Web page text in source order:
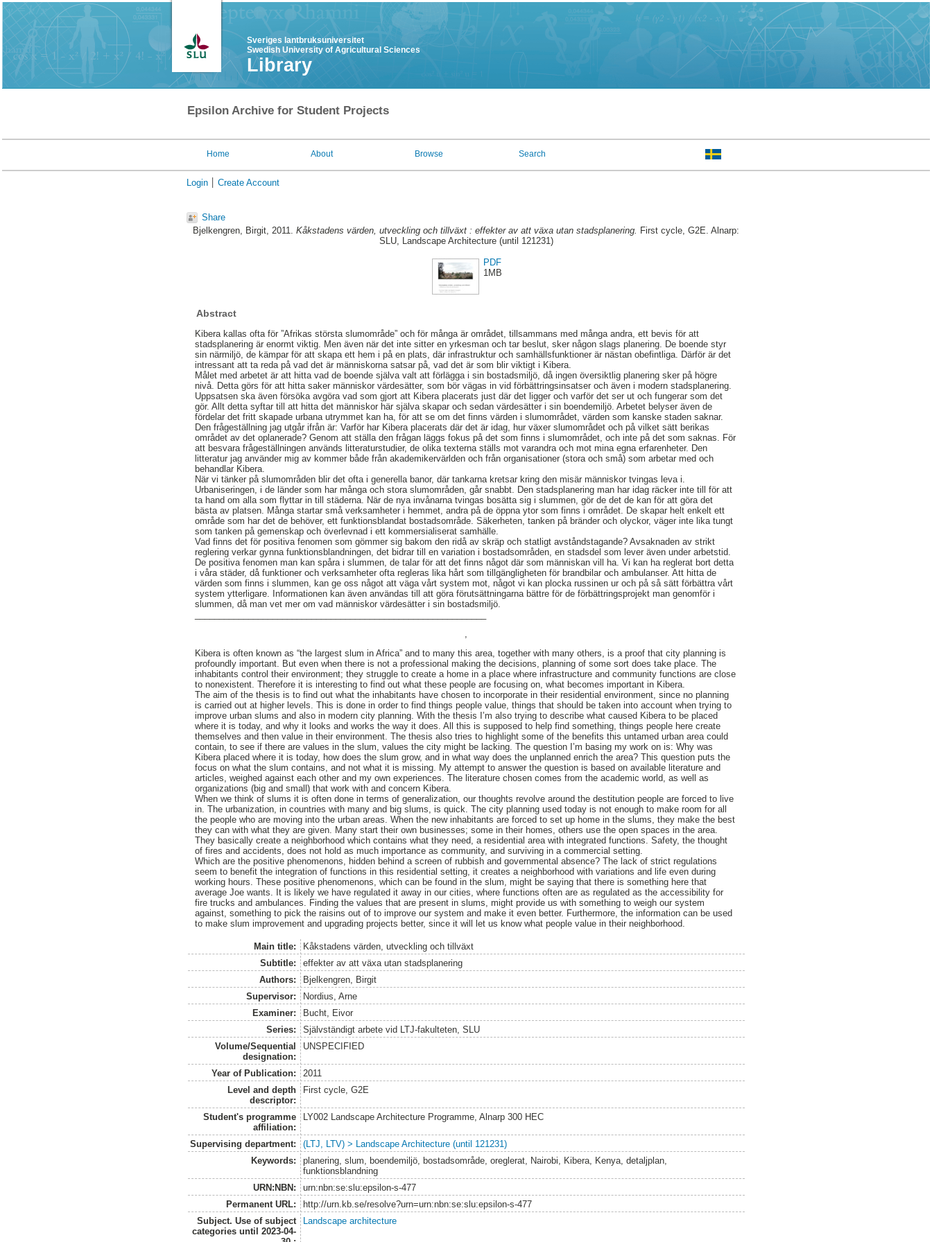
Sveriges lantbruksuniversitet
Swedish University of Agricultural Sciences
Library
Epsilon Archive for Student Projects
Home About Browse Search
Login Create Account
Share
Bjelkengren, Birgit, 2011. Kåkstadens värden, utveckling och tillväxt : effekter av att växa utan stadsplanering. First cycle, G2E. Alnarp:
SLU, Landscape Architecture (until 121231)
PDF
1MB
Abstract
Kibera kallas ofta för ”Afrikas största slumområde” och för många är området, tillsammans med många andra, ett bevis för att
stadsplanering är enormt viktig. Men även när det inte sitter en yrkesman och tar beslut, sker någon slags planering. De boende styr
sin närmiljö, de kämpar för att skapa ett hem i på en plats, där infrastruktur och samhällsfunktioner är nästan obefintliga. Därför är det
intressant att ta reda på vad det är människorna satsar på, vad det är som blir viktigt i Kibera.
Målet med arbetet är att hitta vad de boende själva valt att förlägga i sin bostadsmiljö, då ingen översiktlig planering sker på högre
nivå. Detta görs för att hitta saker människor värdesätter, som bör vägas in vid förbättringsinsatser och även i modern stadsplanering.
Uppsatsen ska även försöka avgöra vad som gjort att Kibera placerats just där det ligger och varför det ser ut och fungerar som det
gör. Allt detta syftar till att hitta det människor här själva skapar och sedan värdesätter i sin boendemiljö. Arbetet belyser även de
fördelar det fritt skapade urbana utrymmet kan ha, för att se om det finns värden i slumområdet, värden som kanske staden saknar.
Den frågeställning jag utgår ifrån är: Varför har Kibera placerats där det är idag, hur växer slumområdet och på vilket sätt berikas
området av det oplanerade? Genom att ställa den frågan läggs fokus på det som finns i slumområdet, och inte på det som saknas. För
att besvara frågeställningen används litteraturstudier, de olika texterna ställs mot varandra och mot mina egna erfarenheter. Den
litteratur jag använder mig av kommer både från akademikervärlden och från organisationer (stora och små) som arbetar med och
behandlar Kibera.
När vi tänker på slumområden blir det ofta i generella banor, där tankarna kretsar kring den misär människor tvingas leva i.
Urbaniseringen, i de länder som har många och stora slumområden, går snabbt. Den stadsplanering man har idag räcker inte till för att
ta hand om alla som flyttar in till städerna. När de nya invånarna tvingas bosätta sig i slummen, gör de det de kan för att göra det
bästa av platsen. Många startar små verksamheter i hemmet, andra på de öppna ytor som finns i området. De skapar helt enkelt ett
område som har det de behöver, ett funktionsblandat bostadsområde. Säkerheten, tanken på bränder och olyckor, väger inte lika tungt
som tanken på gemenskap och överlevnad i ett kommersialiserat samhälle.
Vad finns det för positiva fenomen som gömmer sig bakom den ridå av skräp och statligt avståndstagande? Avsaknaden av strikt
reglering verkar gynna funktionsblandningen, det bidrar till en variation i bostadsområden, en stadsdel som lever även under arbetstid.
De positiva fenomen man kan spåra i slummen, de talar för att det finns något där som människan vill ha. Vi kan ha reglerat bort detta
i våra städer, då funktioner och verksamheter ofta regleras lika hårt som tillgängligheten för brandbilar och ambulanser. Att hitta de
värden som finns i slummen, kan ge oss något att väga vårt system mot, något vi kan plocka russinen ur och på så sätt förbättra vårt
system ytterligare. Informationen kan även användas till att göra förutsättningarna bättre för de förbättringsprojekt man genomför i
slummen, då man vet mer om vad människor värdesätter i sin bostadsmiljö.
Kibera is often known as “the largest slum in Africa” and to many this area, together with many others, is a proof that city planning is
profoundly important. But even when there is not a professional making the decisions, planning of some sort does take place. The
inhabitants control their environment; they struggle to create a home in a place where infrastructure and community functions are close
to nonexistent. Therefore it is interesting to find out what these people are focusing on, what becomes important in Kibera.
The aim of the thesis is to find out what the inhabitants have chosen to incorporate in their residential environment, since no planning
is carried out at higher levels. This is done in order to find things people value, things that should be taken into account when trying to
improve urban slums and also in modern city planning. With the thesis I’m also trying to describe what caused Kibera to be placed
where it is today, and why it looks and works the way it does. All this is supposed to help find something, things people here create
themselves and then value in their environment. The thesis also tries to highlight some of the benefits this untamed urban area could
contain, to see if there are values in the slum, values the city might be lacking. The question I’m basing my work on is: Why was
Kibera placed where it is today, how does the slum grow, and in what way does the unplanned enrich the area? This question puts the
focus on what the slum contains, and not what it is missing. My attempt to answer the question is based on available literature and
articles, weighed against each other and my own experiences. The literature chosen comes from the academic world, as well as
organizations (big and small) that work with and concern Kibera.
When we think of slums it is often done in terms of generalization, our thoughts revolve around the destitution people are forced to live
in. The urbanization, in countries with many and big slums, is quick. The city planning used today is not enough to make room for all
the people who are moving into the urban areas. When the new inhabitants are forced to set up home in the slums, they make the best
they can with what they are given. Many start their own businesses; some in their homes, others use the open spaces in the area.
They basically create a neighborhood which contains what they need, a residential area with integrated functions. Safety, the thought
of fires and accidents, does not hold as much importance as community, and surviving in a commercial setting.
Which are the positive phenomenons, hidden behind a screen of rubbish and governmental absence? The lack of strict regulations
seem to benefit the integration of functions in this residential setting, it creates a neighborhood with variations and life even during
working hours. These positive phenomenons, which can be found in the slum, might be saying that there is something here that
average Joe wants. It is likely we have regulated it away in our cities, where functions often are as regulated as the accessibility for
fire trucks and ambulances. Finding the values that are present in slums, might provide us with something to weigh our system
against, something to pick the raisins out of to improve our system and make it even better. Furthermore, the information can be used
to make slum improvement and upgrading projects better, since it will let us know what people value in their neighborhood.
Main title:
Kåkstadens värden, utveckling och tillväxt
Subtitle:
effekter av att växa utan stadsplanering
Authors:
Bjelkengren, Birgit
Supervisor:
Nordius, Arne
Examiner:
Bucht, Eivor
Series:
Självständigt arbete vid LTJ-fakulteten, SLU
Volume/Sequential
designation:
UNSPECIFIED
Year of Publication:
2011
Level and depth
descriptor:
First cycle, G2E
Student's programme
affiliation:
LY002 Landscape Architecture Programme, Alnarp 300 HEC
Supervising department:
(LTJ, LTV) > Landscape Architecture (until 121231)
Keywords:
planering, slum, boendemiljö, bostadsområde, oreglerat, Nairobi, Kibera, Kenya, detaljplan,
funktionsblandning
URN:NBN:
urn:nbn:se:slu:epsilon-s-477
Permanent URL:
http://urn.kb.se/resolve?urn=urn:nbn:se:slu:epsilon-s-477
Subject. Use of subject
categories until 2023-04-
Landscape architecture